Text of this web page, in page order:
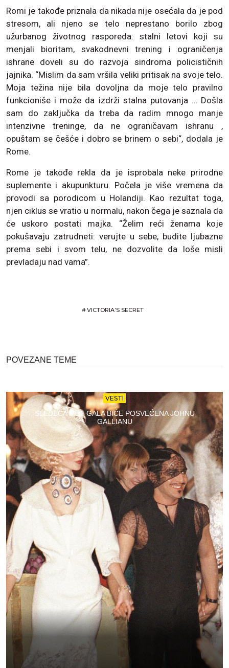
Romi je takođe priznala da nikada nije osećala da je pod
stresom, ali njeno se telo neprestano borilo zbog
užurbanog životnog rasporeda: stalni letovi koji su
menjali bioritam, svakodnevni trening i ograničenja
ishrane doveli su do razvoja sindroma policističnih
jajnika. “Mislim da sam vršila veliki pritisak na svoje telo.
Moja težina nije bila dovoljna da moje telo pravilno
funkcioniše i može da izdrži stalna putovanja … Došla
sam do zaključka da treba da radim mnogo manje
intenzivne treninge, da ne ograničavam ishranu ,
opuštam se češće i dobro se brinem o sebi“, dodala je
Rome.
Rome je takođe rekla da je isprobala neke prirodne
suplemente i akupunkturu. Počela je više vremena da
provodi sa porodicom u Holandiji. Kao rezultat toga,
njen ciklus se vratio u normalu, nakon čega je saznala da
će uskoro postati majka. “Želim reći ženama koje
pokušavaju zatrudneti: verujte u sebe, budite ljubazne
prema sebi i svom telu, ne dozvolite da loše misli
prevladaju nad vama”.
#VICTORIA’S SECRET
POVEZANE TEME
VESTI
SLEDEĆA MET GALA BIĆE POSVEĆENA JOHNU
GALLIANU